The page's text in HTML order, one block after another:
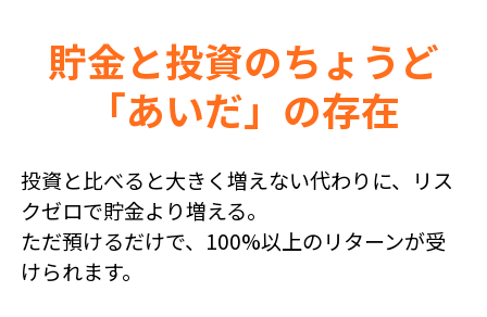
貯金と投資のちょうど
「あいだ」の存在
投資と比べると大きく増えない代わりに、リス
クゼロで貯金より増える。
ただ預けるだけで、100%以上のリターンが受
けられます。